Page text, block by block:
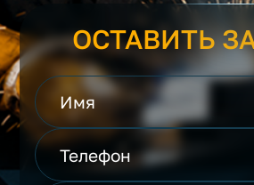
ОСТАВИТЬ